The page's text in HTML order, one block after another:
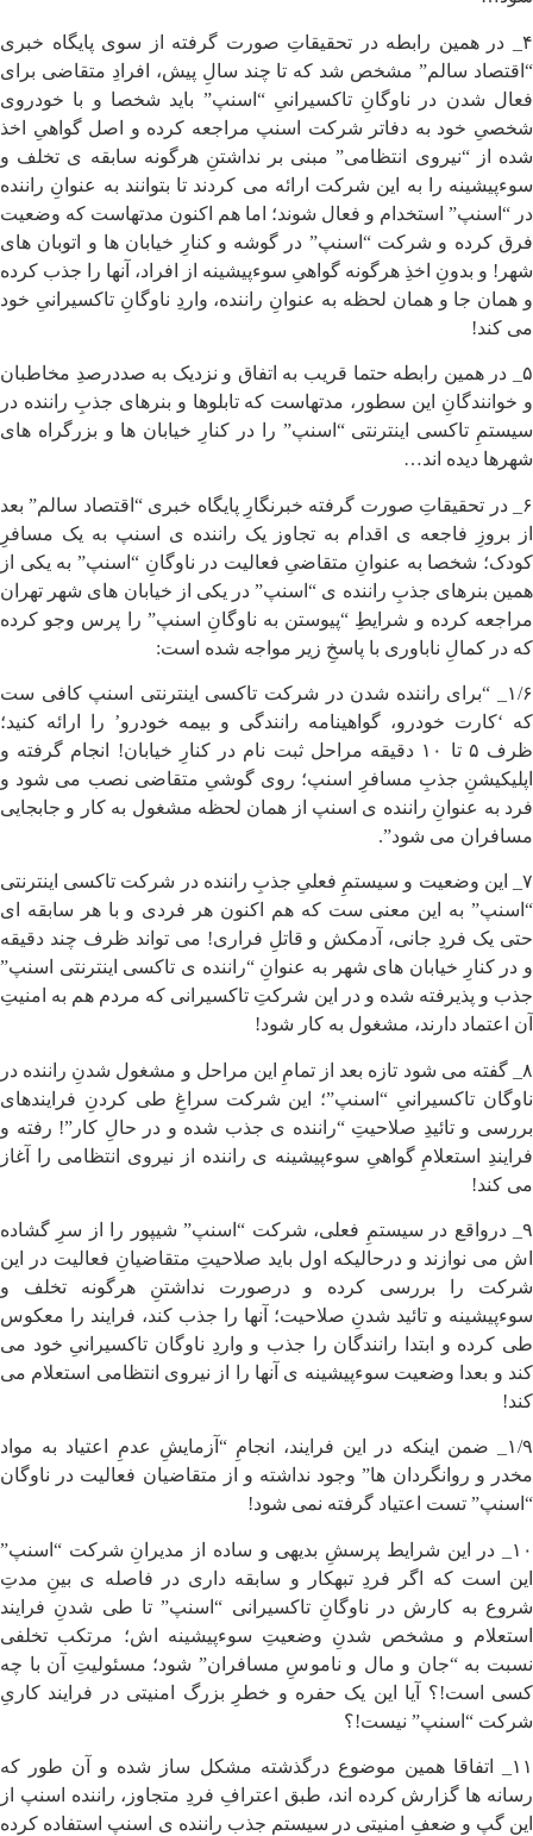
۴_ در همین رابطه در تحقیقاتِ صورت گرفته از سوی پایگاه خبری
“اقتصاد سالم” مشخص شد که تا چند سالِ پیش، افرادِ متقاضی برای
فعال شدن در ناوگانِ تاکسیرانیِ “اسنپ” باید شخصا و با خودروی
شخصیِ خود به دفاتر شرکت اسنپ مراجعه کرده و اصل گواهیِ اخذ
شده از “نیروی انتظامی” مبنی بر نداشتنِ هرگونه سابقه ی تخلف و
سوءپیشینه را به این شرکت ارائه می کردند تا بتوانند به عنوانِ راننده
در “اسنپ” استخدام و فعال شوند؛ اما هم اکنون مدتهاست که وضعیت
فرق کرده و شرکت “اسنپ” در گوشه و کنارِ خیابان ها و اتوبان های
شهر! و بدونِ اخذِ هرگونه گواهیِ سوءپیشینه از افراد، آنها را جذب کرده
و همان جا و همان لحظه به عنوانِ راننده، واردِ ناوگانِ تاکسیرانیِ خود
می کند!
۵_ در همین رابطه حتما قریب به اتفاق و نزدیک به صددرصدِ مخاطبان
و خوانندگانِ این سطور، مدتهاست که تابلوها و بنرهای جذبِ راننده در
سیستمِ تاکسی اینترنتی “اسنپ” را در کنارِ خیابان ها و بزرگراه های
شهرها دیده اند…
۶_ در تحقیقاتِ صورت گرفته خبرنگارِ پایگاه خبری “اقتصاد سالم” بعد
از بروزِ فاجعه ی اقدام به تجاوز یک راننده ی اسنپ به یک مسافرِ
کودک؛ شخصا به عنوانِ متقاضیِ فعالیت در ناوگانِ “اسنپ” به یکی از
همین بنرهای جذبِ راننده ی “اسنپ” در یکی از خیابان های شهر تهران
مراجعه کرده و شرایطِ “پیوستن به ناوگانِ اسنپ” را پرس وجو کرده
که در کمالِ ناباوری با پاسخِ زیر مواجه شده است:
۱/۶_ “برای راننده شدن در شرکت تاکسی اینترنتی اسنپ کافی ست
که ‘کارت خودرو، گواهینامه رانندگی و بیمه خودرو’ را ارائه کنید؛
ظرف ۵ تا ۱۰ دقیقه مراحل ثبت نام در کنارِ خیابان! انجام گرفته و
اپلیکیشنِ جذبِ مسافرِ اسنپ؛ روی گوشیِ متقاضی نصب می شود و
فرد به عنوانِ راننده ی اسنپ از همان لحظه مشغول به کار و جابجایی
مسافران می شود”.
۷_ این وضعیت و سیستمِ فعلیِ جذبِ راننده در شرکت تاکسی اینترنتی
“اسنپ” به این معنی ست که هم اکنون هر فردی و با هر سابقه ای
حتی یک فردِ جانی، آدمکش و قاتلِ فراری! می تواند ظرف چند دقیقه
و در کنارِ خیابان های شهر به عنوانِ “راننده ی تاکسی اینترنتی اسنپ”
جذب و پذیرفته شده و در این شرکتِ تاکسیرانی که مردم هم به امنیتِ
آن اعتماد دارند، مشغول به کار شود!
۸_ گفته می شود تازه بعد از تمامِ این مراحل و مشغول شدنِ راننده در
ناوگان تاکسیرانیِ “اسنپ”؛ این شرکت سراغِ طی کردنِ فرایندهای
بررسی و تائیدِ صلاحیتِ “راننده ی جذب شده و در حالِ کار”! رفته و
فرایندِ استعلامِ گواهیِ سوءپیشینه ی راننده از نیروی انتظامی را آغاز
می کند!
۹_ درواقع در سیستمِ فعلی، شرکت “اسنپ” شیپور را از سرِ گشاده
اش می نوازند و درحالیکه اول باید صلاحیتِ متقاضیانِ فعالیت در این
شرکت را بررسی کرده و درصورت نداشتنِ هرگونه تخلف و
سوءپیشینه و تائید شدنِ صلاحیت؛ آنها را جذب کند، فرایند را معکوس
طی کرده و ابتدا رانندگان را جذب و واردِ ناوگان تاکسیرانیِ خود می
کند و بعدا وضعیت سوءپیشینه ی آنها را از نیروی انتظامی استعلام می
کند!
۱/۹_ ضمن اینکه در این فرایند، انجامِ “آزمایشِ عدمِ اعتیاد به مواد
مخدر و روانگردان ها” وجود نداشته و از متقاضیان فعالیت در ناوگان
“اسنپ” تست اعتیاد گرفته نمی شود!
۱۰_ در این شرایط پرسشِ بدیهی و ساده از مدیرانِ شرکت “اسنپ”
این است که اگر فردِ تبهکار و سابقه داری در فاصله ی بینِ مدتِ
شروع به کارش در ناوگانِ تاکسیرانی “اسنپ” تا طی شدنِ فرایند
استعلام و مشخص شدنِ وضعیتِ سوءپیشینه اش؛ مرتکب تخلفی
نسبت به “جان و مال و ناموسِ مسافران” شود؛ مسئولیتِ آن با چه
کسی است!؟ آیا این یک حفره و خطرِ بزرگ امنیتی در فرایند کاریِ
شرکت “اسنپ” نیست!؟
۱۱_ اتفاقا همین موضوع درگذشته مشکل ساز شده و آن طور که
رسانه ها گزارش کرده اند، طبق اعترافِ فردِ متجاوز، راننده اسنپ از
این گپ و ضعفِ امنیتی در سیستمِ جذب راننده ی اسنپ استفاده کرده